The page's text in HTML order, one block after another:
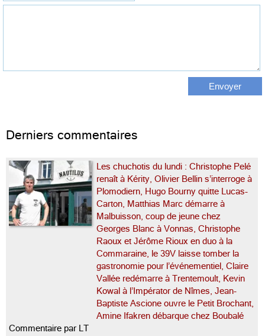
Derniers commentaires
Les chuchotis du lundi : Christophe Pelé
renaît à Kérity, Olivier Bellin s’interroge à
Plomodiern, Hugo Bourny quitte Lucas-
Carton, Matthias Marc démarre à
Malbuisson, coup de jeune chez
Georges Blanc à Vonnas, Christophe
Raoux et Jérôme Rioux en duo à la
Commaraine, le 39V laisse tomber la
gastronomie pour l’événementiel, Claire
Vallée redémarre à Trentemoult, Kevin
Kowal à l’Impérator de Nîmes, Jean-
Baptiste Ascione ouvre le Petit Brochant,
Amine Ifakren débarque chez Boubalé
Commentaire par LT